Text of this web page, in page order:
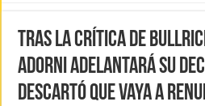
Tras la crítica de
Adorni adelantará su
descartó que vaya a